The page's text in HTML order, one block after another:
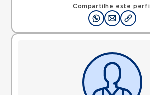
Compartilhe este perfil